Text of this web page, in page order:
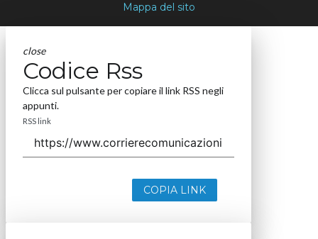
Mappa del sito
close
Codice Rss
Clicca sul pulsante per copiare il link RSS negli
appunti.
RSS link
COPIA LINK